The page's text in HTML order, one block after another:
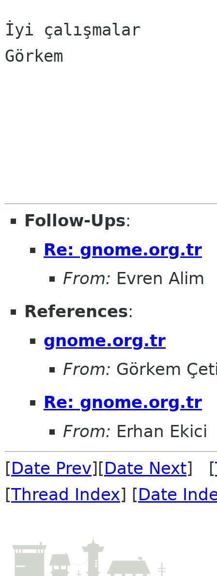
İyi çalışmalar
Görkem
Follow-Ups:
Re: gnome.org.tr
From: Evren Alim
References:
gnome.org.tr
From: Görkem
Re: gnome.org.tr
From: Erhan Ekici
[Date Prev][Date Next] [
[Thread Index] [Date